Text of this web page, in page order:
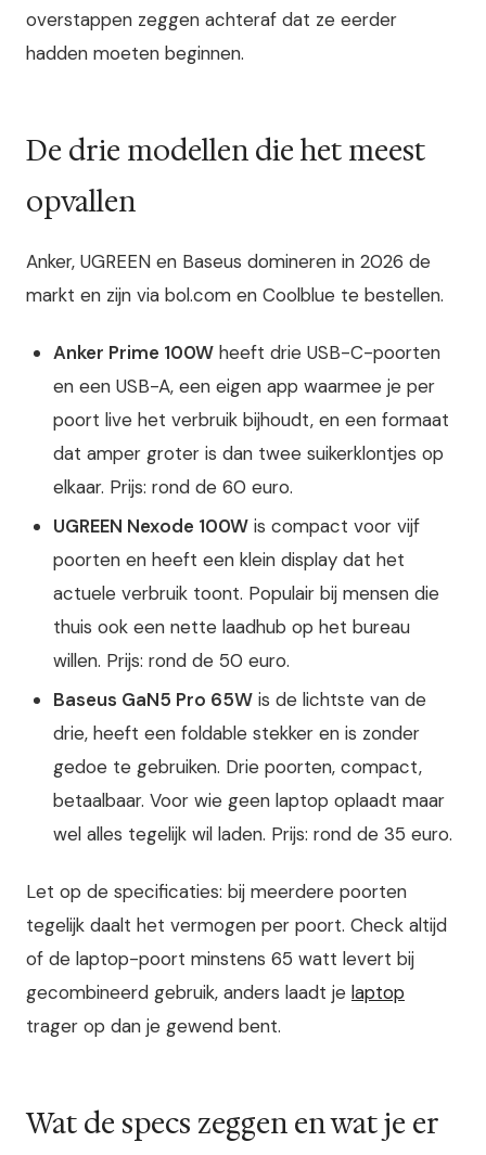
overstappen zeggen achteraf dat ze eerder
hadden moeten beginnen.
De drie modellen die het meest
opvallen
Anker, UGREEN en Baseus domineren in 2026 de
markt en zijn via bol.com en Coolblue te bestellen.
Anker Prime 100W heeft drie USB-C-poorten
en een USB-A, een eigen app waarmee je per
poort live het verbruik bijhoudt, en een formaat
dat amper groter is dan twee suikerklontjes op
elkaar. Prijs: rond de 60 euro.
UGREEN Nexode 100W is compact voor vijf
poorten en heeft een klein display dat het
actuele verbruik toont. Populair bij mensen die
thuis ook een nette laadhub op het bureau
willen. Prijs: rond de 50 euro.
Baseus GaN5 Pro 65W is de lichtste van de
drie, heeft een foldable stekker en is zonder
gedoe te gebruiken. Drie poorten, compact,
betaalbaar. Voor wie geen laptop oplaadt maar
wel alles tegelijk wil laden. Prijs: rond de 35 euro.
Let op de specificaties: bij meerdere poorten
tegelijk daalt het vermogen per poort. Check altijd
of de laptop-poort minstens 65 watt levert bij
gecombineerd gebruik, anders laadt je laptop
trager op dan je gewend bent.
Wat de specs zeggen en wat je er